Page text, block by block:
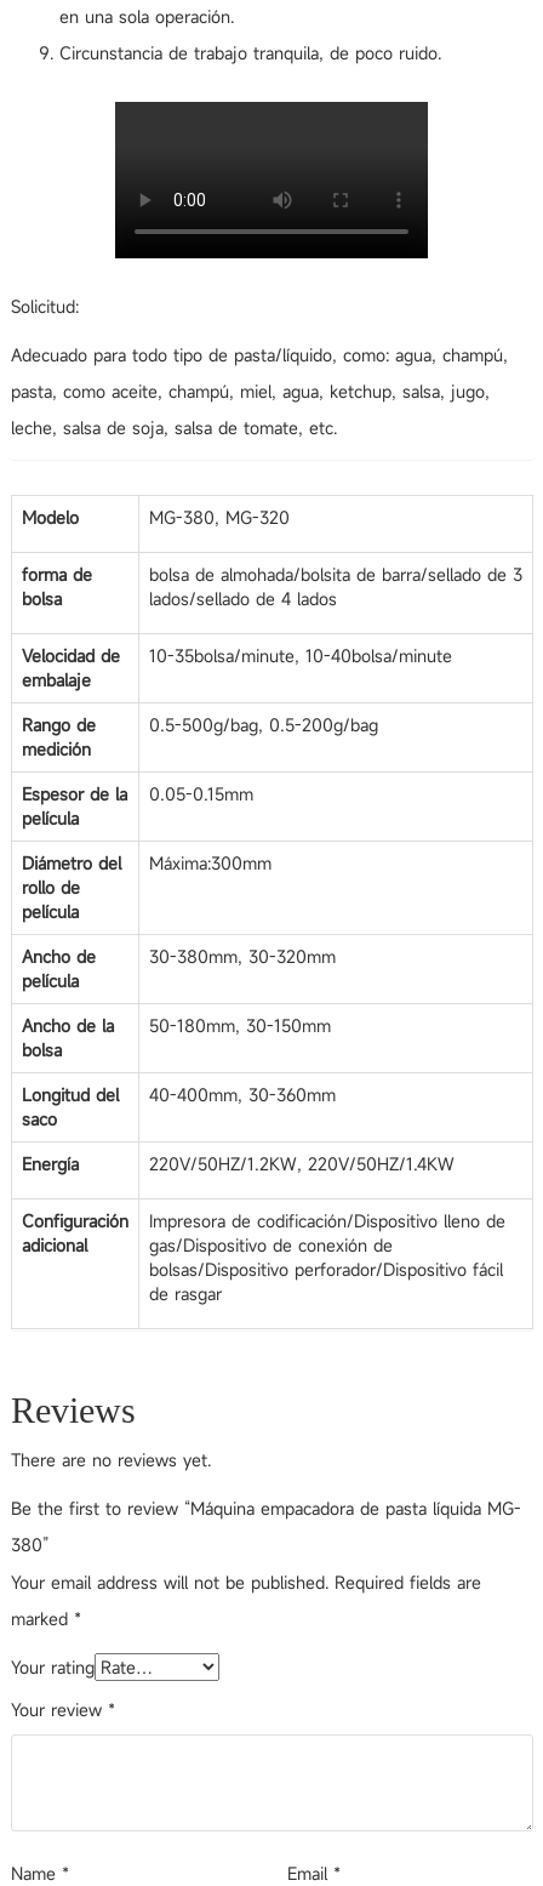
en una sola operación.
Circunstancia de trabajo tranquila, de poco ruido.
Solicitud:
Adecuado para todo tipo de pasta/líquido, como: agua, champú,
pasta, como aceite, champú, miel, agua, ketchup, salsa, jugo,
leche, salsa de soja, salsa de tomate, etc.
Modelo MG-380, MG-320
forma de
bolsa
bolsa de almohada/bolsita de barra/sellado de 3
lados/sellado de 4 lados
Velocidad de
embalaje
10-35bolsa/minute, 10-40bolsa/minute
Rango de
medición
0.5-500g/bag, 0.5-200g/bag
Espesor de la
película
0.05-0.15mm
Diámetro del
rollo de
película
Máxima:300mm
Ancho de
película
30-380mm, 30-320mm
Ancho de la
bolsa
50-180mm, 30-150mm
Longitud del
saco
40-400mm, 30-360mm
Energía 220V/50HZ/1.2KW, 220V/50HZ/1.4KW
Configuración
adicional
Impresora de codificación/Dispositivo lleno de
gas/Dispositivo de conexión de
bolsas/Dispositivo perforador/Dispositivo fácil
de rasgar
Reviews
There are no reviews yet.
Be the first to review “Máquina empacadora de pasta líquida MG-
380”
Your email address will not be published. Required fields are
marked *
Your rating
Your review *
Name * Email *